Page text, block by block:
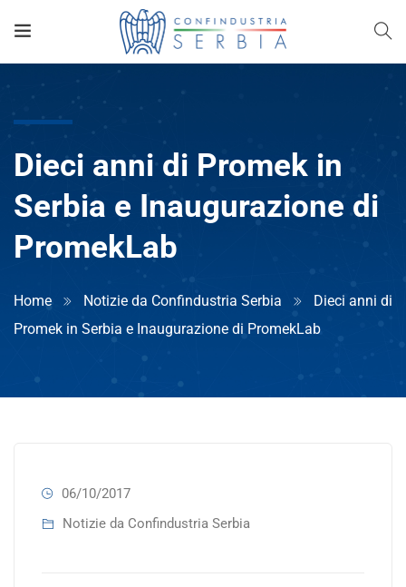
Dieci anni di Promek in
Serbia e Inaugurazione di
PromekLab
Home Notizie da Confindustria Serbia
Dieci anni di
Promek in Serbia e Inaugurazione di PromekLab
06/10/2017
Notizie da Confindustria Serbia